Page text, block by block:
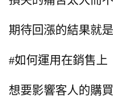
期待回漲的結果就
#如何運用在銷售上
想要影響客人的購買